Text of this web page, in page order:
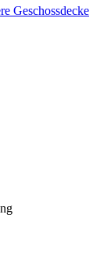
Geschossdecke